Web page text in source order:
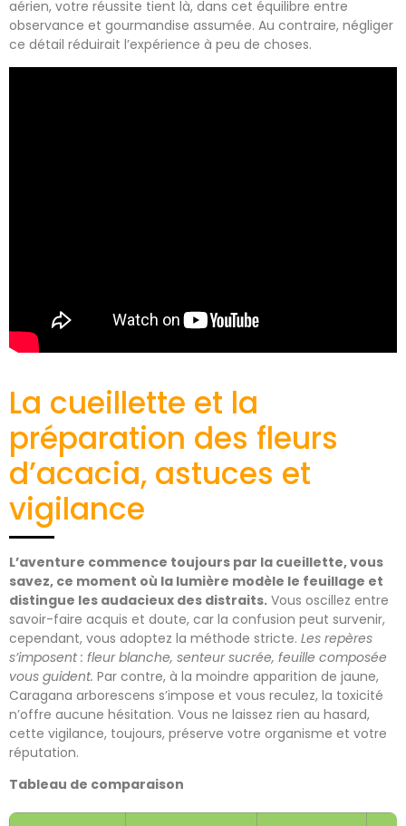
aérien, votre réussite tient là, dans cet équilibre entre
observance et gourmandise assumée. Au contraire, négliger
ce détail réduirait l’expérience à peu de choses.
La cueillette et la
préparation des fleurs
d’acacia, astuces et
vigilance
L’aventure commence toujours par la cueillette, vous
savez, ce moment où la lumière modèle le feuillage et
distingue les audacieux des distraits. Vous oscillez entre
savoir-faire acquis et doute, car la confusion peut survenir,
cependant, vous adoptez la méthode stricte. Les repères
s’imposent : fleur blanche, senteur sucrée, feuille composée
vous guident. Par contre, à la moindre apparition de jaune,
Caragana arborescens s’impose et vous reculez, la toxicité
n’offre aucune hésitation. Vous ne laissez rien au hasard,
cette vigilance, toujours, préserve votre organisme et votre
réputation.
Tableau de comparaison